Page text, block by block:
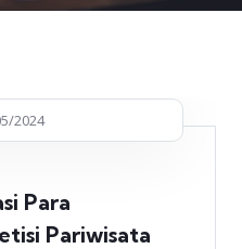
2024
Para
Pariwisata